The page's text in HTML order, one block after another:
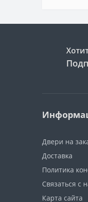
Двери на
Доставка
Политика
Связаться с
Карта сайта